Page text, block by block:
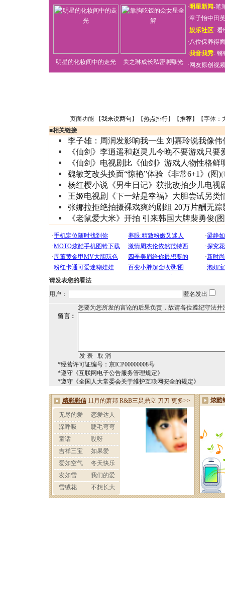
明星的化妆间中的走光 关之琳成长私密照曝光
·明星新闻-笔
·章子怡中田
·娱乐社区- 看
·八位保养得
·我音我秀- 锵
· 网友原创视
页面功能 【我来说两句 】【热点排行】【推荐】【字体：
■相关链接
李子雄：周润发影响我一生 刘嘉玲说我像伟
《仙剑》李逍遥和赵灵儿今晚不要游戏只要
《仙剑》电视剧比《仙剑》游戏人物性格鲜
魏敏芝改头换面“惊艳”体验《非常6+1》(图)
杨红樱小说《男生日记》获批改拍少儿电视
王姬电视剧《下一站是幸福》大胆尝试另类
张娜拉拒绝拍摄裸戏爽约剧组 20万片酬无踪
《老鼠爱大米》开拍 引来韩国大牌裴勇俊(
请发表您的看法
用户：
匿名发出
您要为您所发的言论的后果负责，故请各位遵纪守法并
留言：
*经营许可证编号：京ICP00000008号
*遵守《互联网电子公告服务管理规定》
*遵守《全国人大常委会关于维护互联网安全的规定》